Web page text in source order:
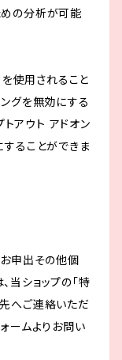
の分析が可能
使用されること
グを無効にする
アウト アドオン
ることができま
お申出その他個
当ショップの「特
へご連絡いただ
ームよりお問い